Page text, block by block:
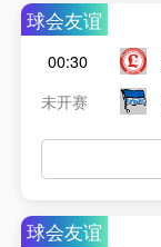
球会友谊
00:30
未开赛
球会友谊